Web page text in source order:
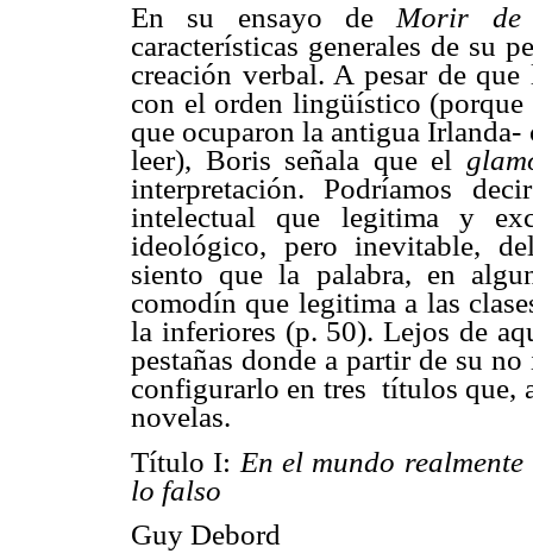
En su ensayo de Morir de
características generales de su
creación verbal. A pesar de
con el orden lingüístico (porque
que ocuparon la antigua Irlanda-
leer), Boris señala que el
interpretación. Podríamos
intelectual que legitima y
ideológico, pero inevitable,
siento que la palabra, en
comodín que legitima a las
la inferiores (p. 50). Lejos de
pestañas donde a partir de su
configurarlo en tres títulos que,
novelas.
Título I: En el mundo
lo falso
Guy Debord